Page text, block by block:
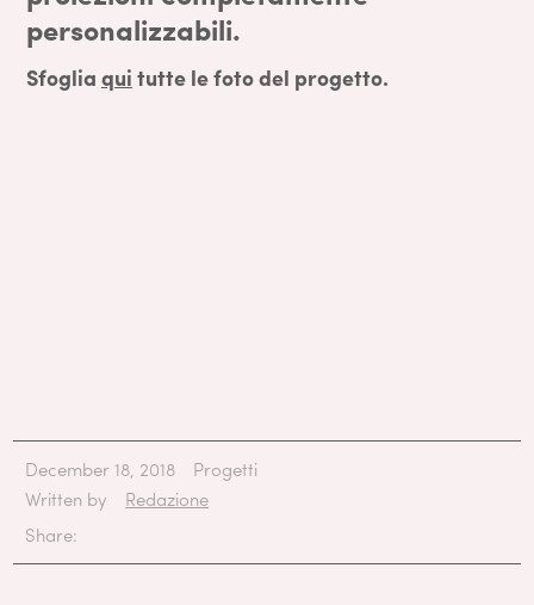
personalizzabili.
Sfoglia qui tutte le foto del progetto.
December 18, 2018
Progetti
Written by
Redazione
Share: